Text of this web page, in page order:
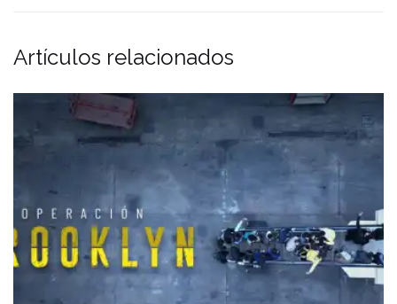
Artículos relacionados